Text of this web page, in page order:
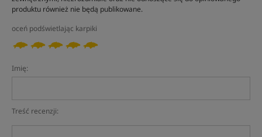
produktu również nie będą publikowane.
oceń podświetlając karpiki
Imię:
Treść recenzji: